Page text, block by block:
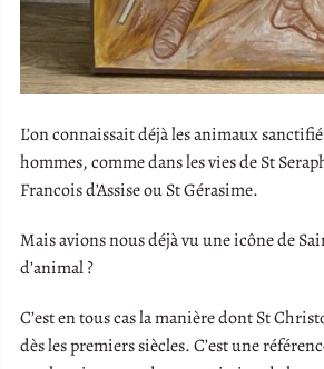
L’on connaissait déjà les animaux
hommes, comme dans les vies de St
Francois d’Assise ou St Gérasime.
Mais avions nous déjà vu une icône de
d’animal ?
C’est en tous cas la manière dont St
dès les premiers siècles. C’est une